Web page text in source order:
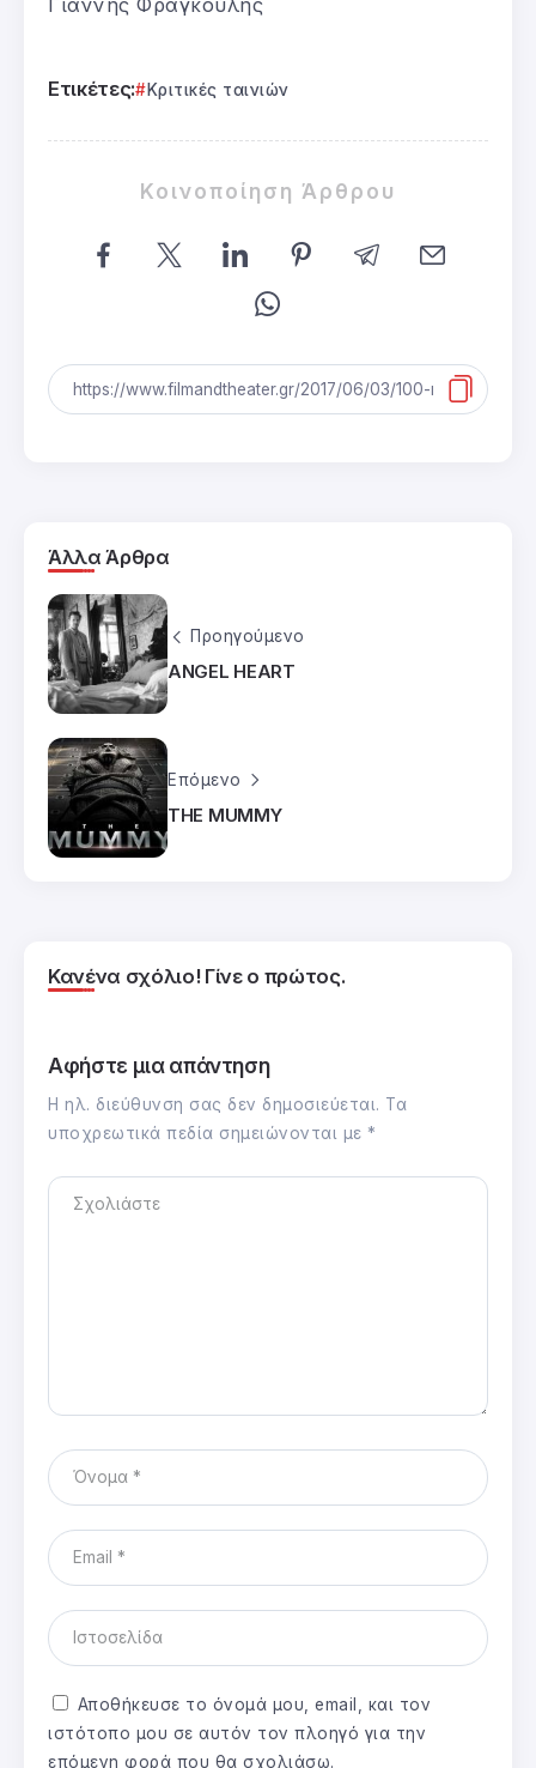
Γιάννης Φραγκούλης
Ετικέτες: Κριτικές ταινιών
Κοινοποίηση Άρθρου
Άλλα Άρθρα
Προηγούμενο
ANGEL HEART
Επόμενο
ΤΗΕ MUMMY
Κανένα σχόλιο! Γίνε ο πρώτος.
Αφήστε μια απάντηση
Η ηλ. διεύθυνση σας δεν δημοσιεύεται. Τα
υποχρεωτικά πεδία σημειώνονται με *
Αποθήκευσε το όνομά μου, email, και τον
ιστότοπο μου σε αυτόν τον πλοηγό για την
επόμενη φορά που θα σχολιάσω.